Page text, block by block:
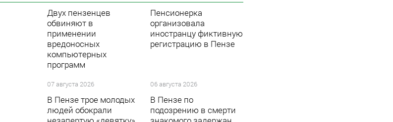
Двух пензенцев
обвиняют в
применении
вредоносных
компьютерных
программ
07 августа 2026
Пенсионерка
организовала
иностранцу фиктивную
регистрацию в Пензе
06 августа 2026
В Пензе трое молодых
людей обокрали
В Пензе по
подозрению в смерти